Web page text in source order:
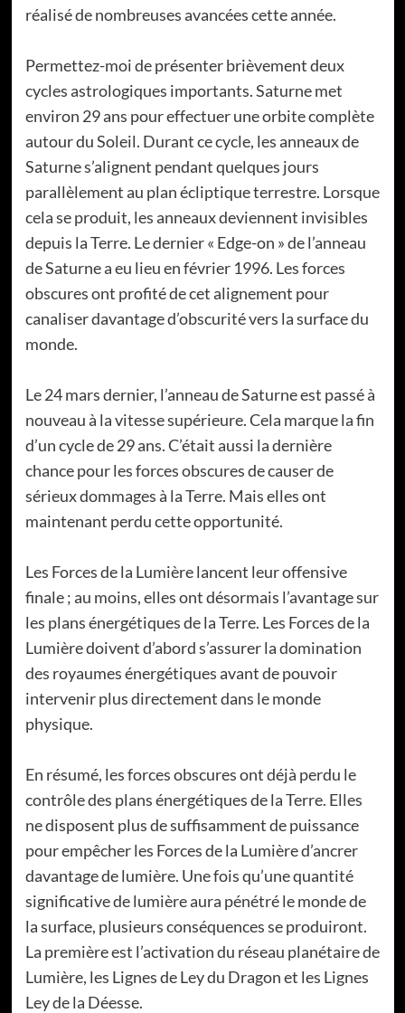
réalisé de nombreuses avancées cette année.
Permettez-moi de présenter brièvement deux
cycles astrologiques importants. Saturne met
environ 29 ans pour effectuer une orbite complète
autour du Soleil. Durant ce cycle, les anneaux de
Saturne s’alignent pendant quelques jours
parallèlement au plan écliptique terrestre. Lorsque
cela se produit, les anneaux deviennent invisibles
depuis la Terre. Le dernier « Edge-on » de l’anneau
de Saturne a eu lieu en février 1996. Les forces
obscures ont profité de cet alignement pour
canaliser davantage d’obscurité vers la surface du
monde.
Le 24 mars dernier, l’anneau de Saturne est passé à
nouveau à la vitesse supérieure. Cela marque la fin
d’un cycle de 29 ans. C’était aussi la dernière
chance pour les forces obscures de causer de
sérieux dommages à la Terre. Mais elles ont
maintenant perdu cette opportunité.
Les Forces de la Lumière lancent leur offensive
finale ; au moins, elles ont désormais l’avantage sur
les plans énergétiques de la Terre. Les Forces de la
Lumière doivent d’abord s’assurer la domination
des royaumes énergétiques avant de pouvoir
intervenir plus directement dans le monde
physique.
En résumé, les forces obscures ont déjà perdu le
contrôle des plans énergétiques de la Terre. Elles
ne disposent plus de suffisamment de puissance
pour empêcher les Forces de la Lumière d’ancrer
davantage de lumière. Une fois qu’une quantité
significative de lumière aura pénétré le monde de
la surface, plusieurs conséquences se produiront.
La première est l’activation du réseau planétaire de
Lumière, les Lignes de Ley du Dragon et les Lignes
Ley de la Déesse.